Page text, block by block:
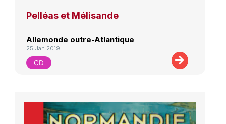
Pelléas et Mélisande
Allemonde outre-Atlantique
25 Jan 2019
CD